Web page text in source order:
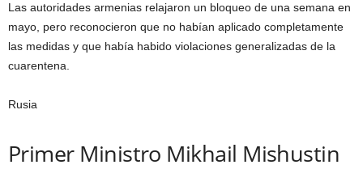
Las autoridades armenias relajaron un bloqueo de una semana en
mayo, pero reconocieron que no habían aplicado completamente
las medidas y que había habido violaciones generalizadas de la
cuarentena.
Rusia
Primer Ministro Mikhail Mishustin